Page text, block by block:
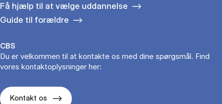
Få hjælp til at vælge uddannelse
Guide til forældre
CBS
Du er velkommen til at kontakte os med dine spørgsmål. Find
vores kontaktoplysninger her:
Kontakt os